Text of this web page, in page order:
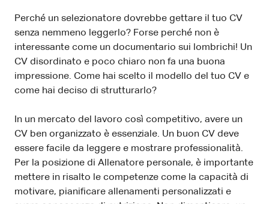
Perché un selezionatore dovrebbe gettare il tuo CV
senza nemmeno leggerlo? Forse perché non è
interessante come un documentario sui lombrichi! Un
CV disordinato e poco chiaro non fa una buona
impressione. Come hai scelto il modello del tuo CV e
come hai deciso di strutturarlo?
In un mercato del lavoro così competitivo, avere un
CV ben organizzato è essenziale. Un buon CV deve
essere facile da leggere e mostrare professionalità.
Per la posizione di Allenatore personale, è importante
mettere in risalto le competenze come la capacità di
motivare, pianificare allenamenti personalizzati e